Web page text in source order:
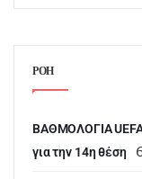
ΡΟΗ
ΒΑΘΜΟΛΟΓΙΑ
για την 14η θέση